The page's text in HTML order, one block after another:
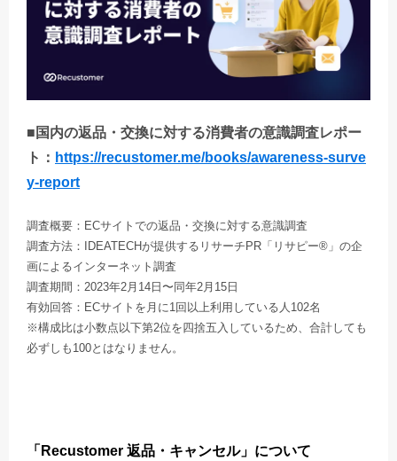
■国内の返品・交換に対する消費者の意識調査レポー
ト： https://recustomer.me/books/awareness-surve
y-report
調査概要：ECサイトでの返品・交換に対する意識調査
調査方法：IDEATECHが提供するリサーチPR「リサピー®︎」の企
画によるインターネット調査
調査期間：2023年2月14日〜同年2月15日
有効回答：ECサイトを月に1回以上利用している人102名
※構成比は小数点以下第2位を四捨五入しているため、合計しても
必ずしも100とはなりません。
「Recustomer 返品・キャンセル」について